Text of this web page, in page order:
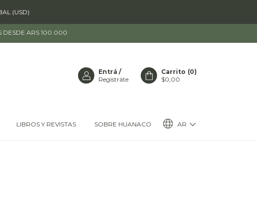
(USD)
DESDE ARS 100.000
Entrá /
Registráte
Carrito (0)
$0,00
LIBROS Y REVISTAS SOBRE HUANACO AR